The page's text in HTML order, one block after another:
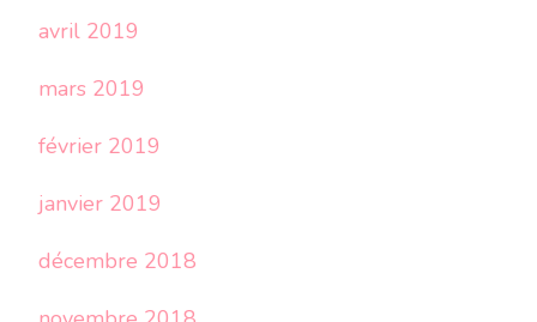
avril 2019
mars 2019
février 2019
janvier 2019
décembre 2018